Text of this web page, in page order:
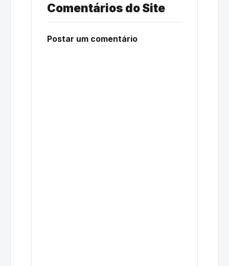
Comentários do Site
Postar um comentário